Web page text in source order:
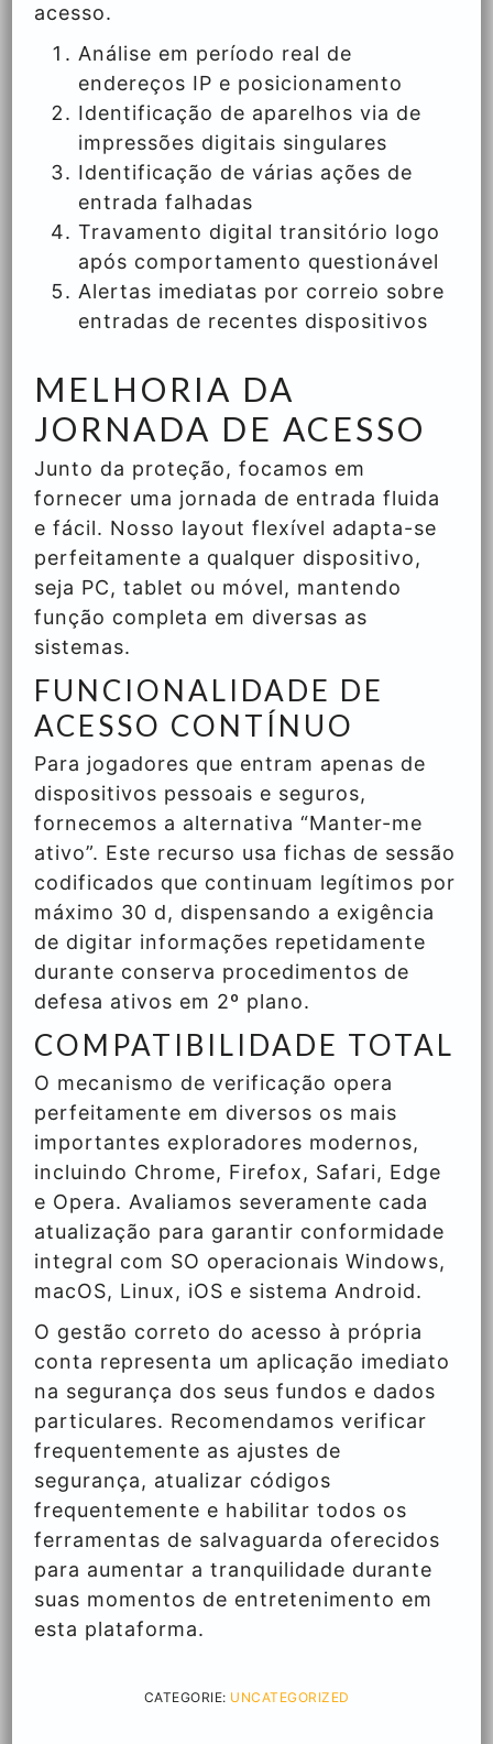
acesso.
Análise em período real de
endereços IP e posicionamento
Identificação de aparelhos via de
impressões digitais singulares
Identificação de várias ações de
entrada falhadas
Travamento digital transitório logo
após comportamento questionável
Alertas imediatas por correio sobre
entradas de recentes dispositivos
MELHORIA DA
JORNADA DE ACESSO
Junto da proteção, focamos em
fornecer uma jornada de entrada fluida
e fácil. Nosso layout flexível adapta-se
perfeitamente a qualquer dispositivo,
seja PC, tablet ou móvel, mantendo
função completa em diversas as
sistemas.
FUNCIONALIDADE DE
ACESSO CONTÍNUO
Para jogadores que entram apenas de
dispositivos pessoais e seguros,
fornecemos a alternativa “Manter-me
ativo”. Este recurso usa fichas de sessão
codificados que continuam legítimos por
máximo 30 d, dispensando a exigência
de digitar informações repetidamente
durante conserva procedimentos de
defesa ativos em 2º plano.
COMPATIBILIDADE TOTAL
O mecanismo de verificação opera
perfeitamente em diversos os mais
importantes exploradores modernos,
incluindo Chrome, Firefox, Safari, Edge
e Opera. Avaliamos severamente cada
atualização para garantir conformidade
integral com SO operacionais Windows,
macOS, Linux, iOS e sistema Android.
O gestão correto do acesso à própria
conta representa um aplicação imediato
na segurança dos seus fundos e dados
particulares. Recomendamos verificar
frequentemente as ajustes de
segurança, atualizar códigos
frequentemente e habilitar todos os
ferramentas de salvaguarda oferecidos
para aumentar a tranquilidade durante
suas momentos de entretenimento em
esta plataforma.
CATEGORIE: UNCATEGORIZED